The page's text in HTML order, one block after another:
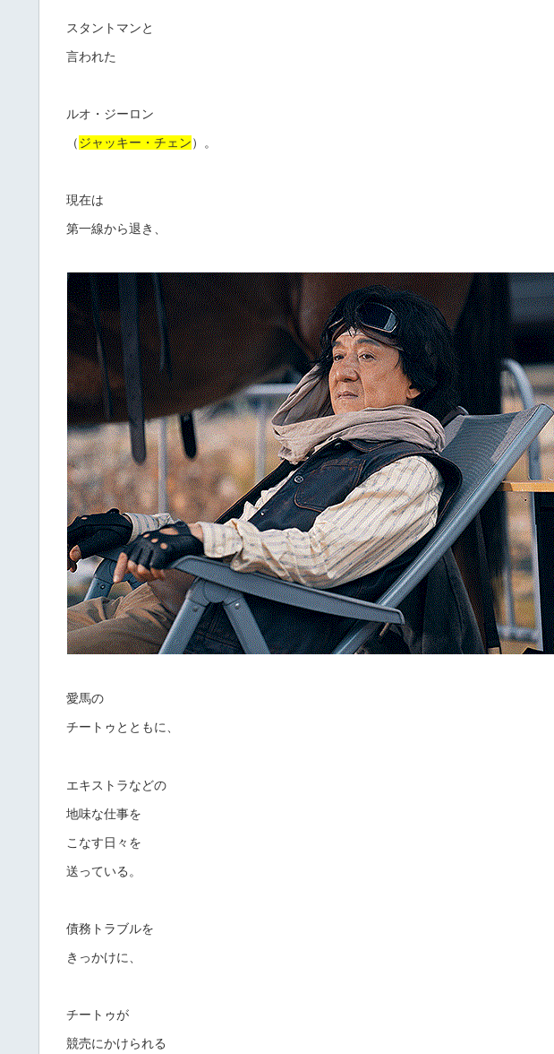
スタントマンと
言われた
ルオ・ジーロン
（ジャッキー・チェン）。
現在は
第一線から退き、
愛馬の
チートゥとともに、
エキストラなどの
地味な仕事を
こなす日々を
送っている。
債務トラブルを
きっかけに、
チートゥが
競売にかけられる